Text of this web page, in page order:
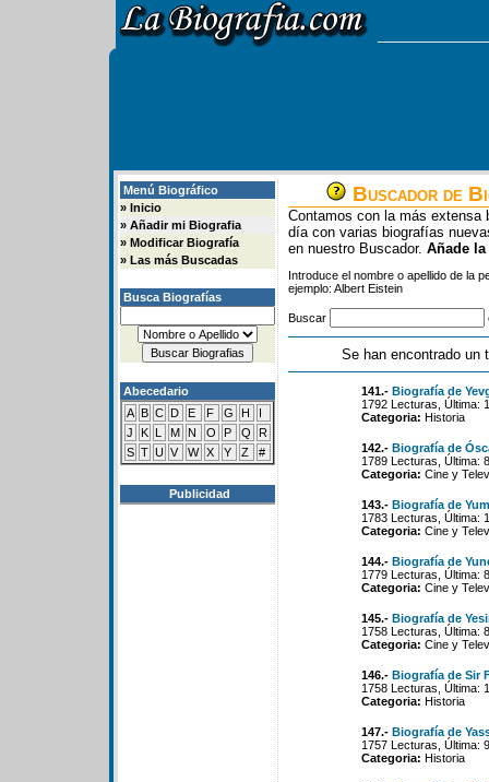
Menú Biográfico
» Inicio
» Añadir mi Biografia
» Modificar Biografía
» Las más Buscadas
Busca Biografías
Abecedario
A B C D E F G H
I
J
K L M N O P Q
R
S T U V W X Y Z #
Publicidad
Buscador de
Contamos con la más extensa
día con varias biografías
en nuestro Buscador. Añade
Introduce el nombre o apellido de la
ejemplo: Albert Eistein
Buscar
Se han encontrado un
141.- Biografía de
1792 Lecturas, Última:
Categoria: Historia
142.- Biografía de
1789 Lecturas, Última:
Categoria: Cine y
143.- Biografía de
1783 Lecturas, Última:
Categoria: Cine y
144.- Biografía de
1779 Lecturas, Última:
Categoria: Cine y
145.- Biografía de
1758 Lecturas, Última:
Categoria: Cine y
146.- Biografía de Sir
1758 Lecturas, Última:
Categoria: Historia
147.- Biografía de
1757 Lecturas, Última:
Categoria: Historia